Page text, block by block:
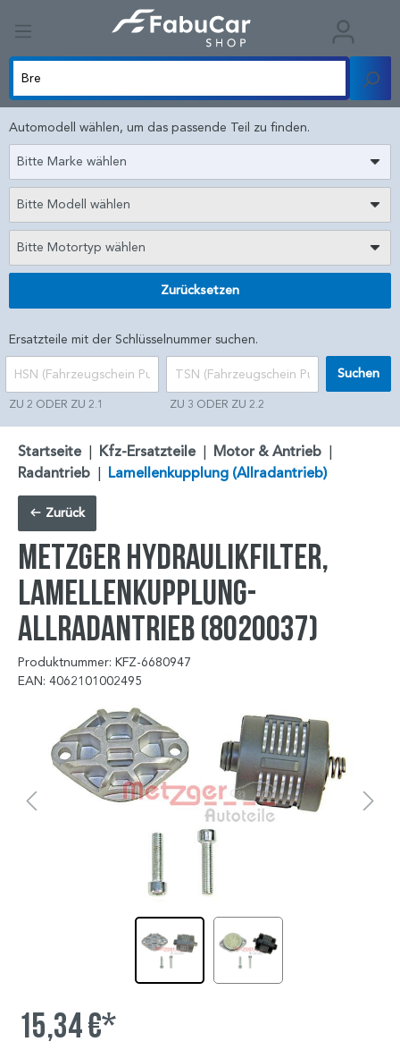
Automodell wählen, um das passende Teil zu finden.
Bitte Marke wählen
Bitte Modell wählen
Bitte Motortyp wählen
Zurücksetzen
Ersatzteile mit der Schlüsselnummer suchen.
ZU 2 ODER ZU 2.1 ZU 3 ODER ZU 2.2
Suchen
Startseite | Kfz-Ersatzteile | Motor & Antrieb |
Radantrieb | Lamellenkupplung (Allradantrieb)
Zurück
METZGER Hydraulikfilter,
Lamellenkupplung-
Allradantrieb (8020037)
Produktnummer: KFZ-6680947
EAN: 4062101002495
15,34 €*